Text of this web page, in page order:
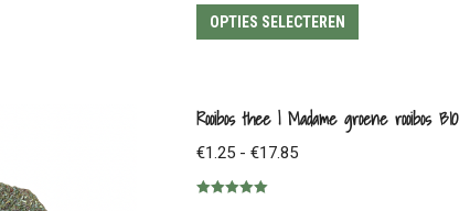
OPTIES SELECTEREN
meerdere
Rooibos thee | Madame groene rooibos BIO
€1.25 - €17.85Prijsklasse: